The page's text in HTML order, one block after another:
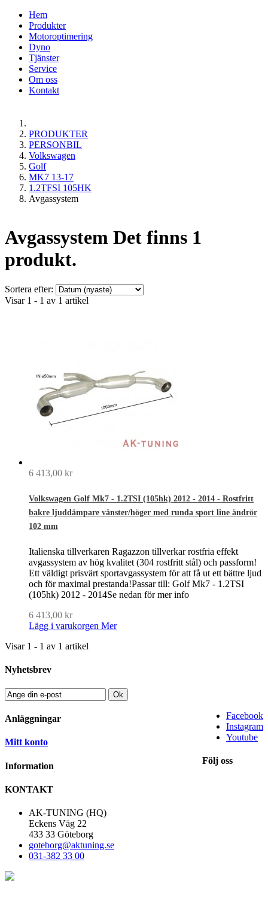
Hem
Produkter
Motoroptimering
Dyno
Tjänster
Service
Om oss
Kontakt
PRODUKTER
PERSONBIL
Volkswagen
Golf
MK7 13-17
1.2TFSI 105HK
Avgassystem
Avgassystem Det finns 1
produkt.
Sortera efter:
Visar 1 - 1 av 1 artikel
6 413,00 kr
Volkswagen Golf Mk7 - 1.2TSI (105hk) 2012 - 2014 - Rostfritt
bakre ljuddämpare vänster/höger med runda sport line ändrör
102 mm
Italienska tillverkaren Ragazzon tillverkar rostfria effekt
avgassystem av hög kvalitet (304 rostfritt stål) och passform!
Ett väldigt prisvärt sportavgassystem för att få ut ett bättre ljud
och för maximal prestanda!Passar till: Golf Mk7 - 1.2TSI
(105hk) 2012 - 2014Se nedan för mer info
6 413,00 kr
Lägg i varukorgen Mer
Visar 1 - 1 av 1 artikel
Nyhetsbrev
Ok
Facebook
Instagram
Youtube
Följ oss
Anläggningar
Mitt konto
Information
KONTAKT
AK-TUNING (HQ)
Eckens Väg 22
433 33 Göteborg
goteborg@aktuning.se
031-382 33 00